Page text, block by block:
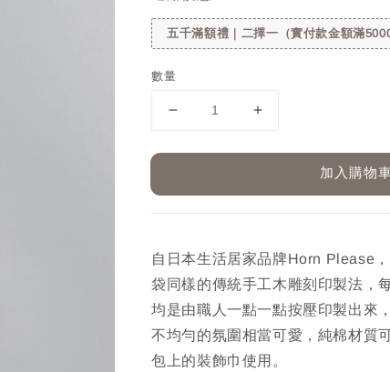
五千滿額禮｜二擇一（實付款金額滿
數量
加入購物
自日本生活居家品牌Horn Please
袋同樣的傳統手工木雕刻印製法，
均是由職人一點一點按壓印製出來
不均勻的氛圍相當可愛，純棉材質
包上的裝飾巾使用。